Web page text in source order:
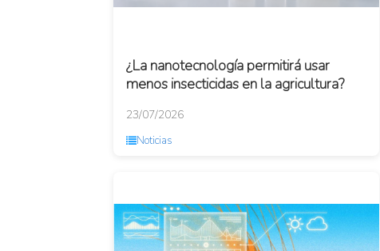
¿La nanotecnología permitirá usar
menos insecticidas en la agricultura?
23/07/2026
Noticias